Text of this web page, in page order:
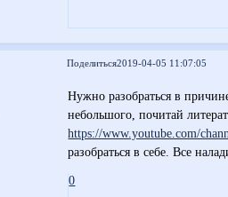
Поделиться2019-04-05 11:07:05
Нужно разобраться в
небольшого, почитай
https://www.youtube.com/
разобраться в себе. Все
0